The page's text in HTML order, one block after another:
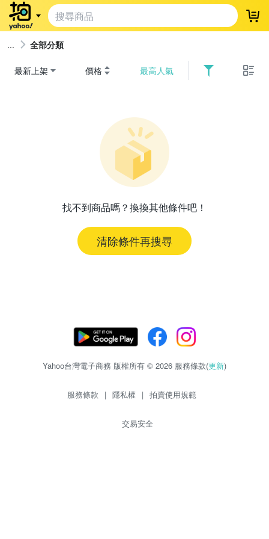
登
全部分類
最新上架 價格 最高人氣
找不到商品嗎？換換其他條件吧！
清除條件再搜尋
Yahoo台灣電子商務 版權所有 © 2026 服務條款(更新)
服務條款 | 隱私權 | 拍賣使用規範
交易安全